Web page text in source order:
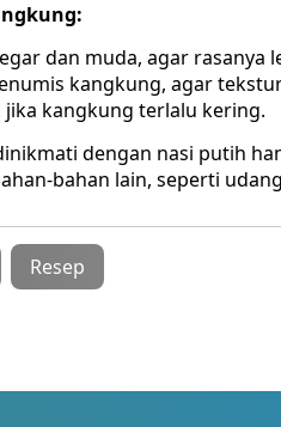
dan muda, agar rasanya
kangkung, agar
jika kangkung terlalu kering.
dengan nasi putih
bahan lain, seperti
Resep